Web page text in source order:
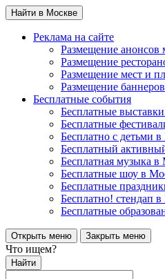
Найти в Москве
Реклама на сайте
Размещение анонсов
Размещение
Размещение мест и
Размещение баннеров
Бесплатные события
Бесплатные
Бесплатные
Бесплатно с детьми
Бесплатный
Бесплатная музыка в
Бесплатные шоу в
Бесплатные
Бесплатно! стендап
Бесплатные
Открыть меню Закрыть меню
Что ищем?
Найти